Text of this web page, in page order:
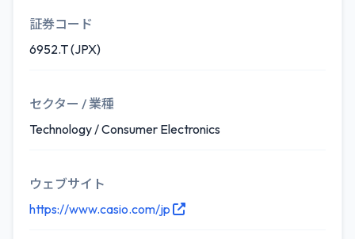
証券コード
6952.T (JPX)
セクター / 業種
Technology / Consumer Electronics
ウェブサイト
https://www.casio.com/jp